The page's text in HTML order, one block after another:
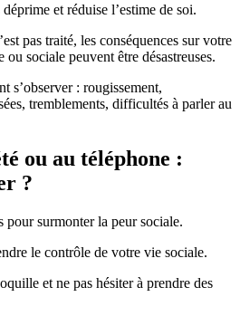
et réduise l’estime de soi.
pas traité, les conséquences sur votre
sociale peuvent être désastreuses.
s’observer : rougissement,
tremblements, difficultés à parler au
ou au téléphone :
?
surmonter la peur sociale.
le contrôle de votre vie sociale.
et ne pas hésiter à prendre des